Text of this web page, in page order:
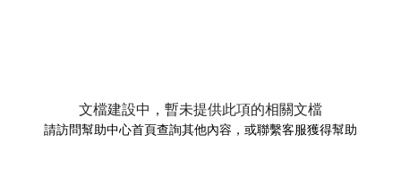
文檔建設中，暫未提供此項的相關文檔
請訪問幫助中心首頁查詢其他內容，或聯繫客服獲得幫助